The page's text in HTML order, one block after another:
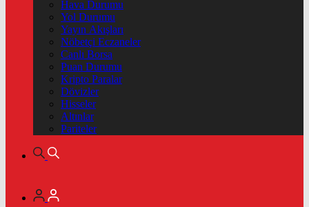
Hava Durumu
Yol Durumu
Yayın Akışları
Nöbetçi Eczaneler
Canlı Borsa
Puan Durumu
Kripto Paralar
Dövizler
Hisseler
Altınlar
Pariteler